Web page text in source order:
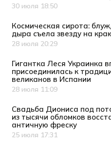
Дата публикации
30 июля 18:50
Космическая сирота:
дыра съела звезду на
Дата публикации
28 июля 20:29
Гигантка Леся Украинка
присоединилась к
великанов в Испании
Дата публикации
28 июля 11:09
Свадьба Диониса под
из тысячи обломков
античную фреску
Дата публикации
25 июля 17:31